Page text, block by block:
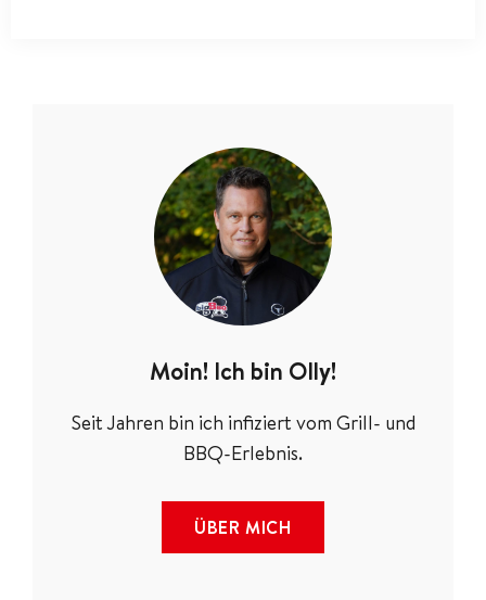
Moin! Ich bin Olly!
Seit Jahren bin ich infiziert vom Grill- und
BBQ-Erlebnis.
ÜBER MICH